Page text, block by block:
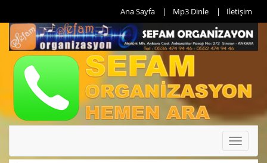
Ana Sayfa Mp3 Dinle İletişim
Toggle